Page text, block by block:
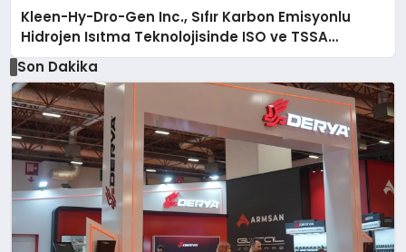
Kleen-Hy-Dro-Gen Inc., Sıfır Karbon Emisyonlu
Hidrojen Isıtma Teknolojisinde ISO ve TSSA
Düzenleyici Onaylarını Aldı
Son Dakika